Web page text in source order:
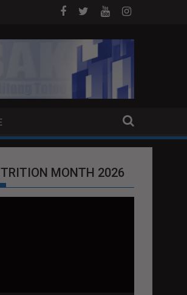
NG U.S. LABAN KAY QUIBOLOY
P21-M HALAGANG SMUGGLED
MONTH 2026